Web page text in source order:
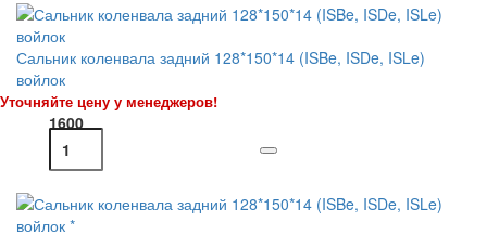
Сальник коленвала задний 128*150*14 (ISBe, ISDe, ISLe)
войлок
Уточняйте цену у менеджеров!
1600